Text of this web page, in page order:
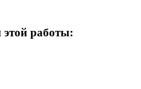
работы: